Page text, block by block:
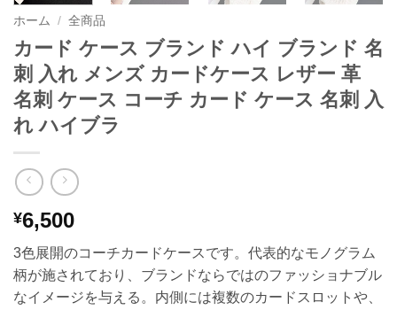
ホーム / 全商品
カード ケース ブランド ハイ ブランド 名
刺 入れ メンズ カードケース レザー 革
名刺 ケース コーチ カード ケース 名刺 入
れ ハイブラ
¥6,500
3色展開のコーチカードケースです。代表的なモノグラム
柄が施されており、ブランドならではのファッショナブル
なイメージを与える。内側には複数のカードスロットや、